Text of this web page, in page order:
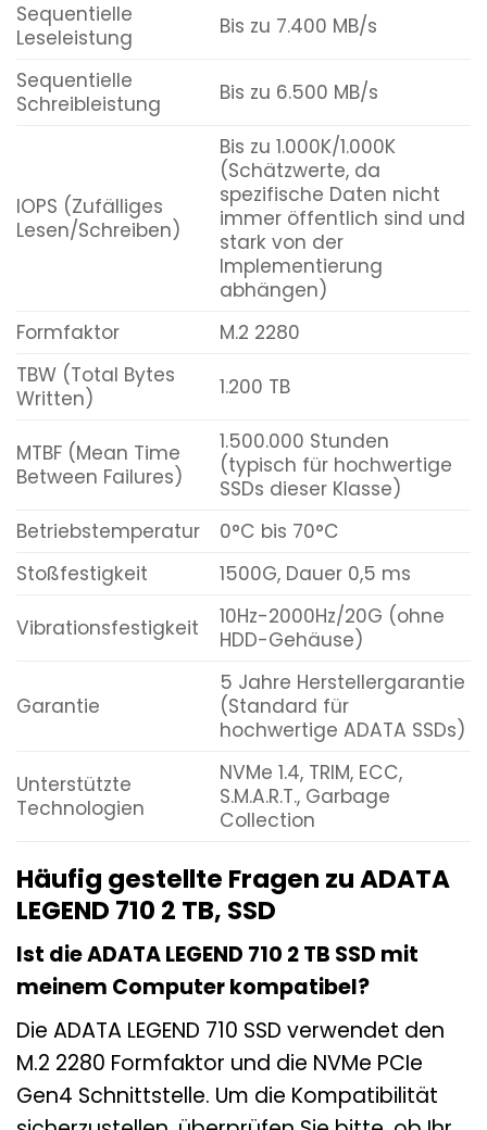
Sequentielle
Leseleistung
Bis zu 7.400 MB/s
Sequentielle
Schreibleistung
Bis zu 6.500 MB/s
IOPS (Zufälliges
Lesen/Schreiben)
Bis zu 1.000K/1.000K
(Schätzwerte, da
spezifische Daten nicht
immer öffentlich sind und
stark von der
Implementierung
abhängen)
Formfaktor
M.2 2280
TBW (Total Bytes
Written)
1.200 TB
MTBF (Mean Time
Between Failures)
1.500.000 Stunden
(typisch für hochwertige
SSDs dieser Klasse)
Betriebstemperatur
0°C bis 70°C
Stoßfestigkeit
1500G, Dauer 0,5 ms
Vibrationsfestigkeit
10Hz-2000Hz/20G (ohne
HDD-Gehäuse)
Garantie
5 Jahre Herstellergarantie
(Standard für
hochwertige ADATA SSDs)
Unterstützte
Technologien
NVMe 1.4, TRIM, ECC,
S.M.A.R.T., Garbage
Collection
Häufig gestellte Fragen zu ADATA
LEGEND 710 2 TB, SSD
Ist die ADATA LEGEND 710 2 TB SSD mit
meinem Computer kompatibel?
Die ADATA LEGEND 710 SSD verwendet den
M.2 2280 Formfaktor und die NVMe PCIe
Gen4 Schnittstelle. Um die Kompatibilität